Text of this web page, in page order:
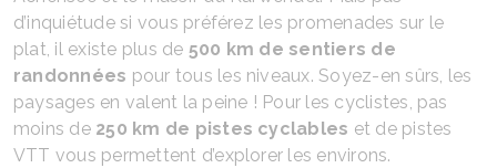
d’inquiétude si vous préférez les promenades sur le
plat, il existe plus de 500 km de sentiers de
randonnées pour tous les niveaux. Soyez-en sûrs, les
paysages en valent la peine ! Pour les cyclistes, pas
moins de 250 km de pistes cyclables et de pistes
VTT vous permettent d’explorer les environs.